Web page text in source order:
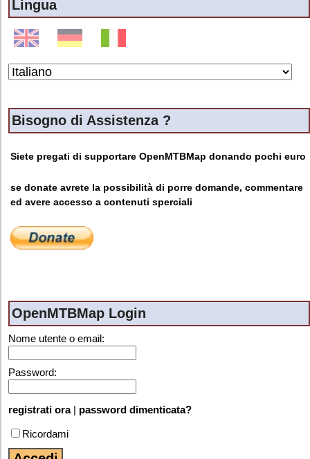
Lingua
Bisogno di Assistenza ?
Siete pregati di supportare OpenMTBMap donando pochi euro
se donate avrete la possibilità di porre domande, commentare
ed avere accesso a contenuti sperciali
OpenMTBMap Login
Nome utente o email:
Password:
registrati ora| password dimenticata?
Ricordami